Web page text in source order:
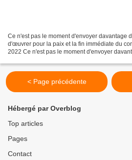
Ce n'est pas le moment d'envoyer davantage
d'œuvrer pour la paix et la fin immédiate du
2022 Ce n'est pas le moment d'envoyer
< Page précédente
Hébergé par Overblog
Top articles
Pages
Contact